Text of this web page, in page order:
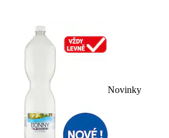
Novinky